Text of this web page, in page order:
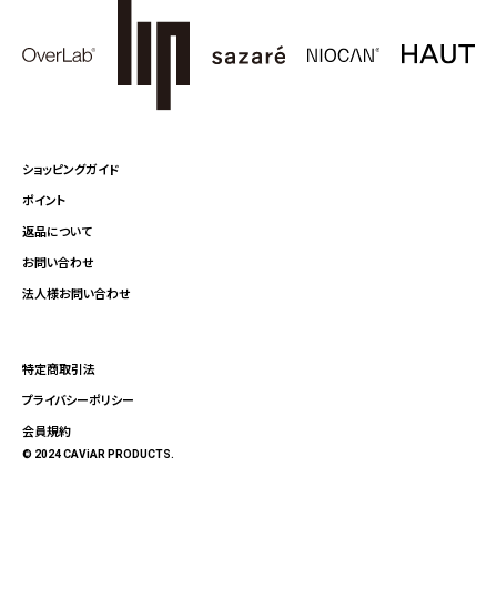
ショッピングガイド
ポイント
返品について
お問い合わせ
法人様お問い合わせ
特定商取引法
プライバシーポリシー
会員規約
© 2024 CAViAR PRODUCTS.